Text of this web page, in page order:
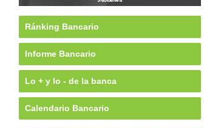
Ránking Bancario
Informe Bancario
Lo + y lo - de la banca
Calendario Bancario